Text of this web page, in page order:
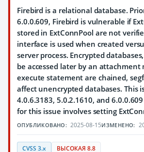
Firebird is a relational database.
6.0.0.609, Firebird is vulnerable if
stored in ExtConnPool are not
interface is used when created
server process. Encrypted
be accessed later by an
execute statement are chained,
affect unencrypted databases. This
4.0.6.3183, 5.0.2.1610, and
for this issue involves setting
ОПУБЛИКОВАНО: 2025-08-15ИЗМЕНЕНО:
CVSS 3.x ВЫСОКАЯ 8.8